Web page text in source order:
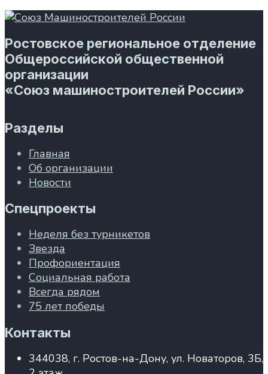
Ростовское региональное отделение
Общероссийской общественной
организации
«Союз машиностроителей России»
Разделы
Главная
Об организации
Новости
Спецпроекты
Неделя без турникетов
Звезда
Профориентация
Социальная работа
Всегда рядом
75 лет победы
Контакты
344038, г. Ростов-на-Дону, ул. Новаторов, 3Б,